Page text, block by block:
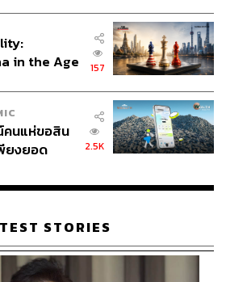
in the Age
157
คนแห่ขอสิน
ยงยอด
2.5K
STORIES